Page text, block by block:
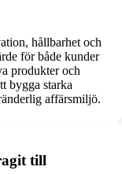
hållbarhet och
för både kunder
produkter och
bygga starka
affärsmiljö.
till